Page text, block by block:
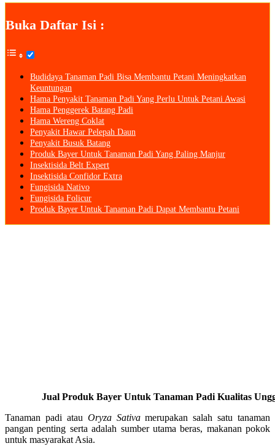
Buka Daftar Isi :
Budidaya Tanaman Padi Bisa Membantu Petani Meningkatkan
Keuntungan
Hama Penyakit Tanaman Padi Yang Perlu Untuk Petani Awasi
Hama Penggerek Batang Padi
Hama Wereng Coklat
Penyakit Hawar Pelepah Daun
Penyakit Busuk Batang
Produk Bayer Untuk Tanaman Padi Yang Paling Manjur
Insektisida Belt Expert
Insektisida Confidor Extra
Fungisida Nativo
Fungisida Folicur
Produk Bayer Untuk Tanaman Padi Dapat Membantu Petani
Jual Produk Bayer Untuk Tanaman Padi Kualitas
Tanaman padi atau Oryza Sativamerupakan salah satu tanaman
pangan penting serta adalah sumber utama beras, makanan pokok
untuk masyarakat Asia.